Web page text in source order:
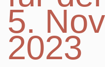
5.
2023